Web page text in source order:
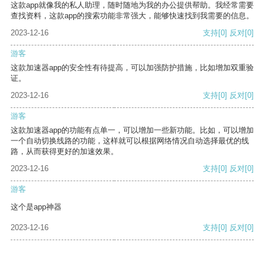
这款app就像我的私人助理，随时随地为我的办公提供帮助。我经常需要
查找资料，这款app的搜索功能非常强大，能够快速找到我需要的信息。
2023-12-16
支持[0] 反对[0]
游客
这款加速器app的安全性有待提高，可以加强防护措施，比如增加双重验
证。
2023-12-16
支持[0] 反对[0]
游客
这款加速器app的功能有点单一，可以增加一些新功能。比如，可以增加
一个自动切换线路的功能，这样就可以根据网络情况自动选择最优的线
路，从而获得更好的加速效果。
2023-12-16
支持[0] 反对[0]
游客
这个是app神器
2023-12-16 支持[0] 反对[0]